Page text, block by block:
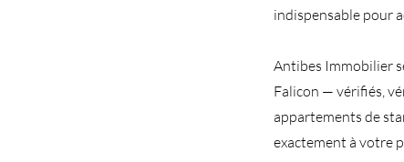
indispensable pour
Antibes Immobilier
Falicon — vérifiés,
appartements de
exactement à votre